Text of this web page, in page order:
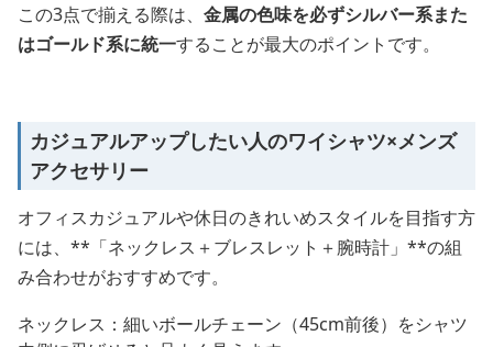
この3点で揃える際は、 金属の色味を必ずシルバー系また
はゴールド系に統一することが最大のポイントです。
カジュアルアップしたい人のワイシャツ×メンズ
アクセサリー
オフィスカジュアルや休日のきれいめスタイルを目指す方
には、**「ネックレス＋ブレスレット＋腕時計」**の組
み合わせがおすすめです。
ネックレス：細いボールチェーン（45cm前後）をシャツ